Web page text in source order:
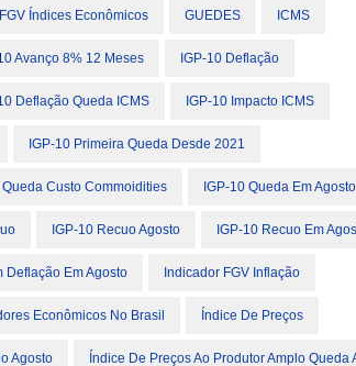
FGV Índices Econômicos GUEDES ICMS
Avanço 8% 12 Meses IGP-10 Deflação
Deflação Queda ICMS IGP-10 Impacto ICMS
IGP-10 Primeira Queda Desde 2021
Queda Custo Commoidities IGP-10 Queda Em Agosto
IGP-10 Recuo Agosto IGP-10 Recuo Em
Deflação Em Agosto Indicador FGV Inflação
Econômicos No Brasil Índice De Preços
Agosto Índice De Preços Ao Produtor Amplo Queda